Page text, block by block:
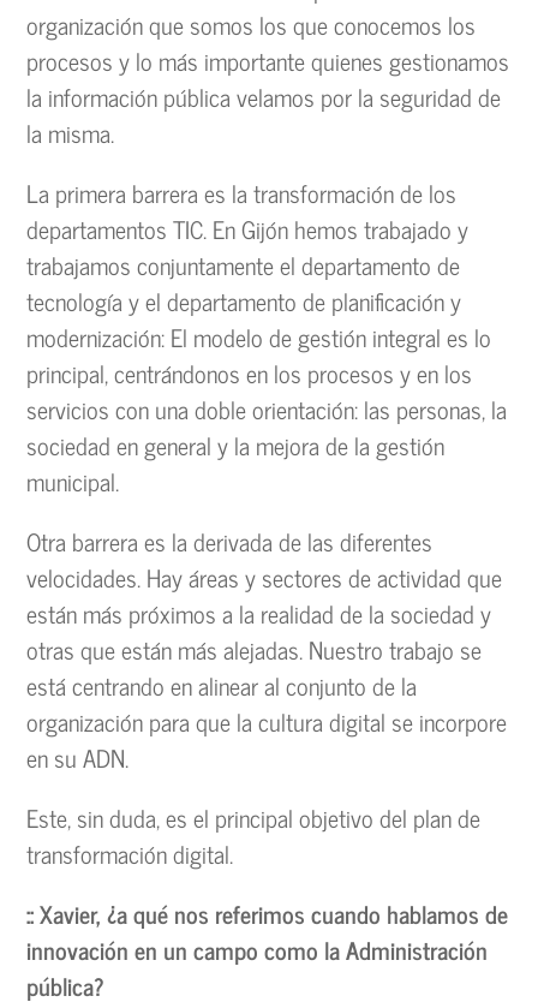
organización que somos los que conocemos los
procesos y lo más importante quienes gestionamos
la información pública velamos por la seguridad de
la misma.
La primera barrera es la transformación de los
departamentos TIC. En Gijón hemos trabajado y
trabajamos conjuntamente el departamento de
tecnología y el departamento de planificación y
modernización: El modelo de gestión integral es lo
principal, centrándonos en los procesos y en los
servicios con una doble orientación: las personas, la
sociedad en general y la mejora de la gestión
municipal.
Otra barrera es la derivada de las diferentes
velocidades. Hay áreas y sectores de actividad que
están más próximos a la realidad de la sociedad y
otras que están más alejadas. Nuestro trabajo se
está centrando en alinear al conjunto de la
organización para que la cultura digital se incorpore
en su ADN.
Este, sin duda, es el principal objetivo del plan de
transformación digital.
:: Xavier, ¿a qué nos referimos cuando hablamos de
innovación en un campo como la Administración
pública?